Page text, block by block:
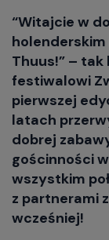
“Witajcie w
holenderskim
Thuus!” –
festiwalowi
pierwszej
latach
dobrej
gościnności
wszystkim
z partnerami
wcześniej!